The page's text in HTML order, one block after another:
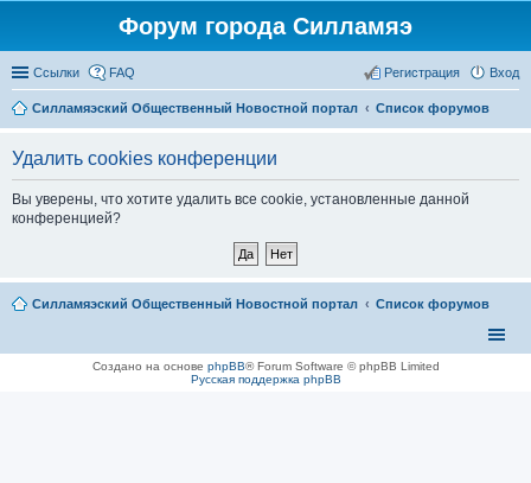
Форум города Силламяэ
Ссылки FAQ Вход
Регистрация
Силламяэский Общественный Новостной портал Список форумов
Удалить cookies конференции
Вы уверены, что хотите удалить все cookie, установленные данной
конференцией?
Силламяэский Общественный Новостной портал Список форумов
Создано на основе phpBB® Forum Software © phpBB Limited
Русская поддержка phpBB